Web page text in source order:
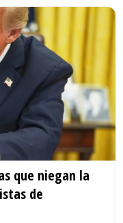
que niegan la
de